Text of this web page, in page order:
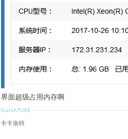
界面超级占用内存啊
卡卡洛特